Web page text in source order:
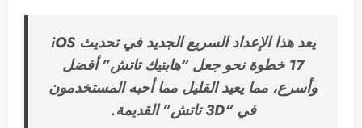
يعد هذا الإعداد السريع الجديد في تحديث iOS
17 خطوة نحو جعل “هابتيك تاتش” أفضل
وأسرع، مما يعيد القليل مما أحبه المستخدمون
في “3D تاتش” القديمة.